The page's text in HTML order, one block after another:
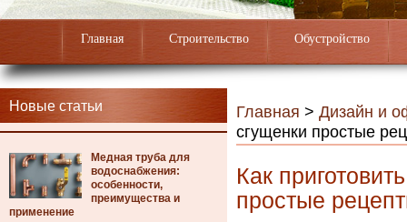
Главная Строительство Обустройство
Новые статьи
Медная труба для
водоснабжения:
особенности,
преимущества и
применение
Главная > Дизайн и
сгущенки простые
Как
простые